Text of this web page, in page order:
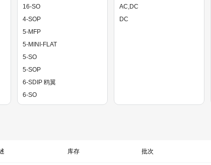
16-SO
4-SOP
5-MFP
5-MINI-FLAT
5-SO
5-SOP
6-SDIP 鸥翼
6-SO
8-DIP
AC,DC
DC
库存 批次